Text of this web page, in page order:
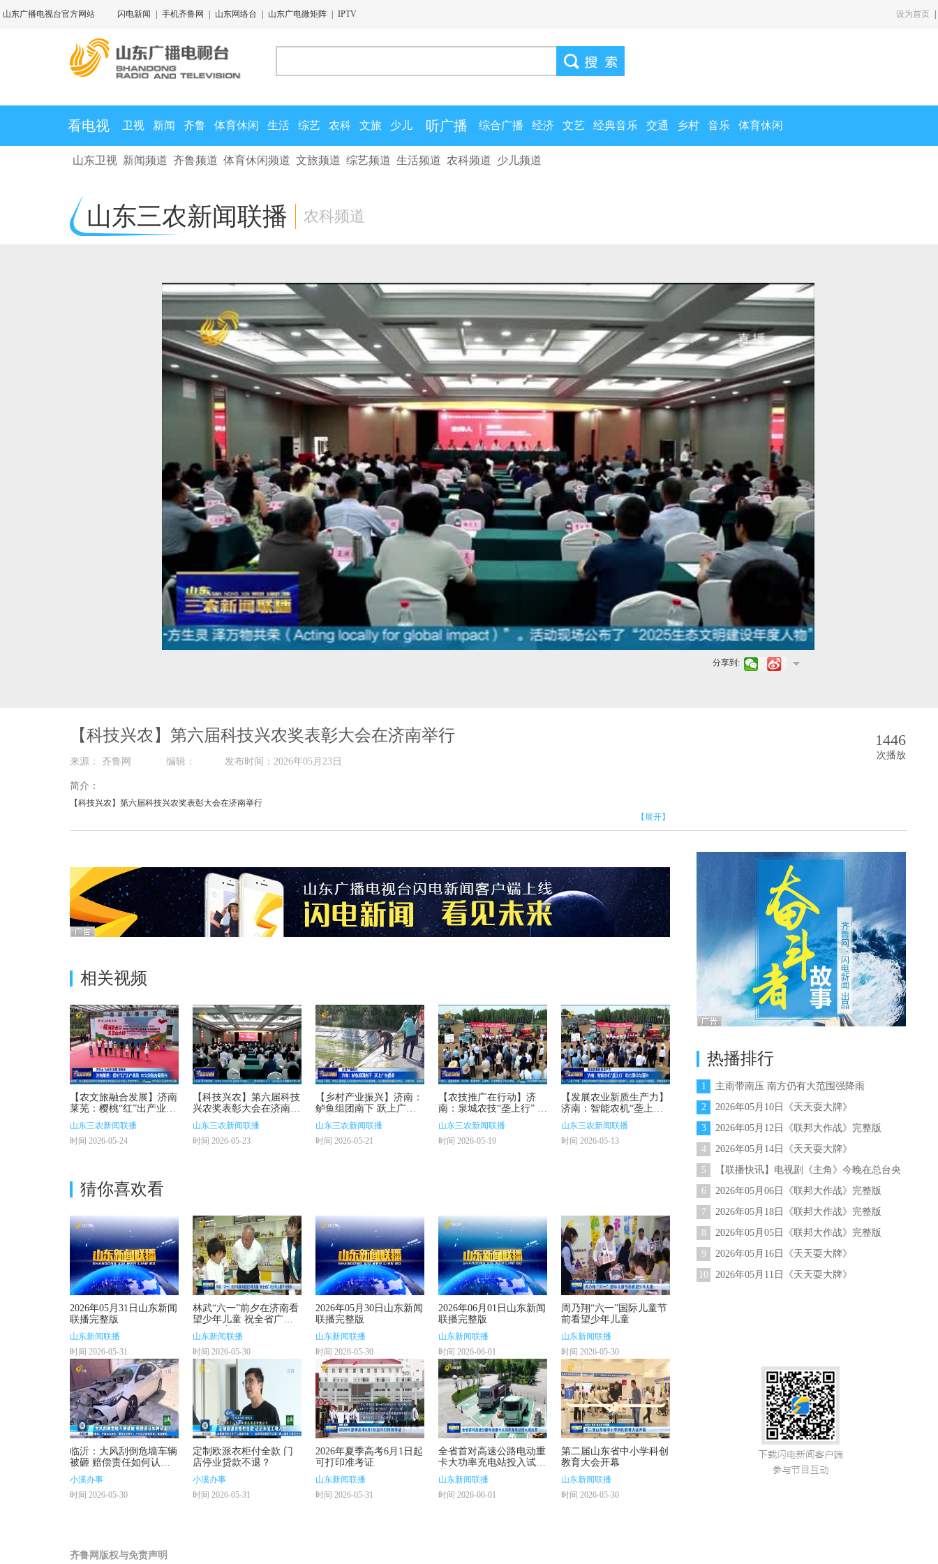
山东广播电视台官方网站 闪电新闻 手机齐鲁网 山东网络台 山东广电微矩阵 IPTV 设为首页
看电视 卫视 新闻 齐鲁 体育休闲 生活 综艺 农科 文旅 少儿 听广播 综合广播 经济 文艺 经典音乐 交通 乡村 音乐 体育休闲
山东卫视 新闻频道 齐鲁频道 体育休闲频道 文旅频道 综艺频道 生活频道 农科频道 少儿频道
山东三农新闻联播 农科频道
00:00/01:48
分享到:
【科技兴农】第六届科技兴农奖表彰大会在济南举行
来源： 齐鲁网 编辑： 发布时间：2026年05月23日
简介：
【科技兴农】第六届科技兴农奖表彰大会在济南举行
【展开】
1446
次播放
相关视频
【农文旅融合发展】济南
莱芜：樱桃“红”出产业路
农文旅融合促振兴
山东三农新闻联播
时间 2026-05-24
【科技兴农】第六届科技
兴农奖表彰大会在济南举
行
山东三农新闻联播
时间 2026-05-23
【乡村产业振兴】济南：
鲈鱼组团南下 跃上广东
餐桌
山东三农新闻联播
时间 2026-05-21
【农技推广在行动】济
南：泉城农技“垄上行” 科
技特派员在行动
山东三农新闻联播
时间 2026-05-19
【发展农业新质生产力】
济南：智能农机“垄上行”
助力夏收夏种
山东三农新闻联播
时间 2026-05-13
猜你喜欢看
2026年05月31日山东新闻
联播完整版
山东新闻联播
时间 2026-05-31
林武“六一”前夕在济南看
望少年儿童 祝全省广大
少年儿童节日快乐
山东新闻联播
时间 2026-05-30
2026年05月30日山东新闻
联播完整版
山东新闻联播
时间 2026-05-30
2026年06月01日山东新闻
联播完整版
山东新闻联播
时间 2026-06-01
周乃翔“六一”国际儿童节
前看望少年儿童
山东新闻联播
时间 2026-05-30
临沂：大风刮倒危墙车辆
被砸 赔偿责任如何认
定？
小溪办事
时间 2026-05-30
定制欧派衣柜付全款 门
店停业贷款不退？
小溪办事
时间 2026-05-31
2026年夏季高考6月1日起
可打印准考证
山东新闻联播
时间 2026-05-31
全省首对高速公路电动重
卡大功率充电站投入试运
营
山东新闻联播
时间 2026-06-01
第二届山东省中小学科创
教育大会开幕
山东新闻联播
时间 2026-05-30
齐鲁网版权与免责声明
热播排行
1
主雨带南压 南方仍有大范围强降雨
2
2026年05月10日《天天耍大牌》
3
2026年05月12日《联邦大作战》完整版
4
2026年05月14日《天天耍大牌》
5
【联播快讯】电视剧《主角》今晚在总台央
视综合频道首播
6
2026年05月06日《联邦大作战》完整版
7
2026年05月18日《联邦大作战》完整版
8
2026年05月05日《联邦大作战》完整版
9
2026年05月16日《天天耍大牌》
10
2026年05月11日《天天耍大牌》